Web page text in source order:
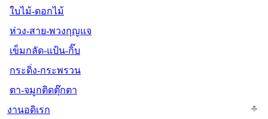
ใบไม้-ดอกไม้
ห่วง-สาย-พวงกุญแจ
เข็มกลัด-แป้น-กิ๊บ
กระดิ่ง-กระพรวน
ตา-จมูกติดตุ๊กตา
งานอดิเรก